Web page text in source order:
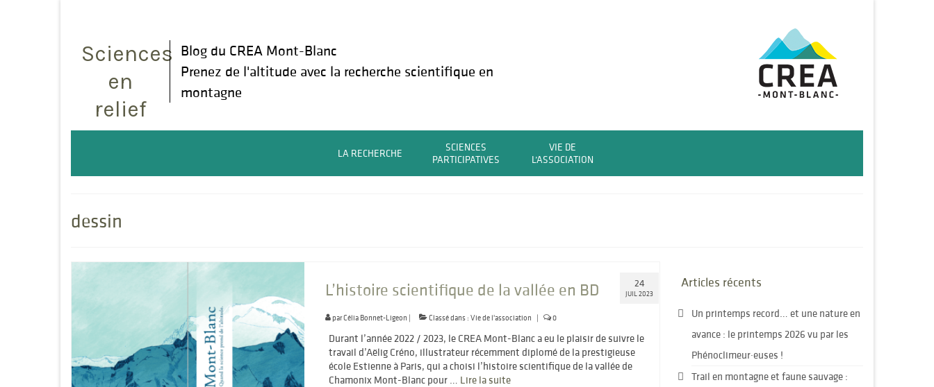
Sciences
en
relief
Blog du CREA Mont-Blanc
Prenez de l'altitude avec la recherche scientifique en
montagne
LA RECHERCHE
SCIENCES
PARTICIPATIVES
VIE DE
L’ASSOCIATION
dessin
24
JUIL 2023
L’histoire scientifique de la vallée en BD
parCélia Bonnet-Ligeon | Classé dans : Vie de l'association | 0
Durant l’année 2022 / 2023, le CREA Mont-Blanc a eu le plaisir de suivre le
travail d’Aëlig Créno, illustrateur récemment diplomé de la prestigieuse
école Estienne à Paris, qui a choisi l’histoire scientifique de la vallée de
Chamonix Mont-Blanc pour … Lire la suite­­
Articles récents
Un printemps record… et une nature en
avance : le printemps 2026 vu par les
Phénoclimeur·euses !
Trail en montagne et faune sauvage :